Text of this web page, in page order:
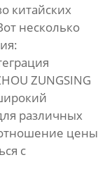
китайских
несколько
ZUNGSING
различных
цены
с